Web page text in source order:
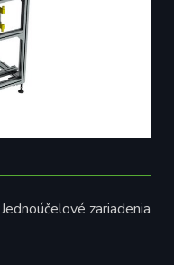
Jednoúčelové zariadenia